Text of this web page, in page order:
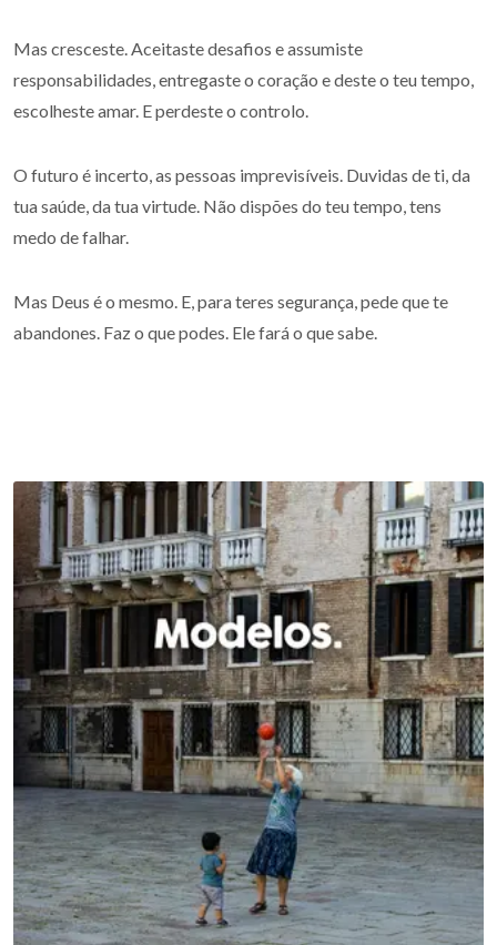
Mas cresceste. Aceitaste desafios e assumiste
responsabilidades, entregaste o coração e deste o teu tempo,
escolheste amar. E perdeste o controlo.
O futuro é incerto, as pessoas imprevisíveis. Duvidas de ti, da
tua saúde, da tua virtude. Não dispões do teu tempo, tens
medo de falhar.
Mas Deus é o mesmo. E, para teres segurança, pede que te
abandones. Faz o que podes. Ele fará o que sabe.